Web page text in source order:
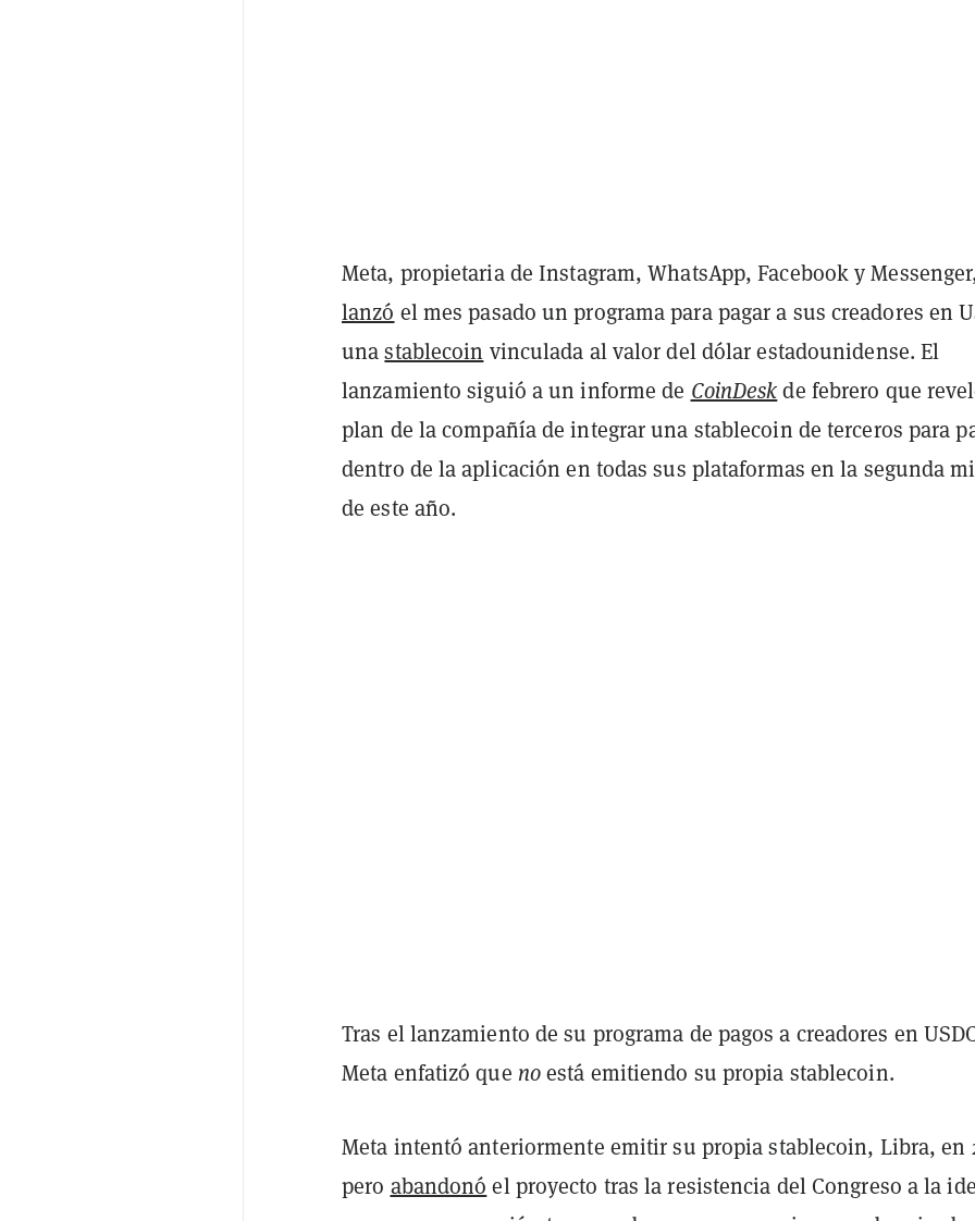
Meta, propietaria de Instagram, WhatsApp, Facebook y
lanzó el mes pasado un programa para pagar a sus creadores en
unastablecoin vinculada al valor del dólar estadounidense. El
lanzamiento siguió a un informe de CoinDeskde febrero que
plan de la compañía de integrar una stablecoin de terceros para
dentro de la aplicación en todas sus plataformas en la segunda
de este año.
Tras el lanzamiento de su programa de pagos a creadores en
Meta enfatizó que noestá emitiendo su propia stablecoin.
Meta intentó anteriormente emitir su propia stablecoin, Libra, en
pero abandonó el proyecto tras la resistencia del Congreso a la